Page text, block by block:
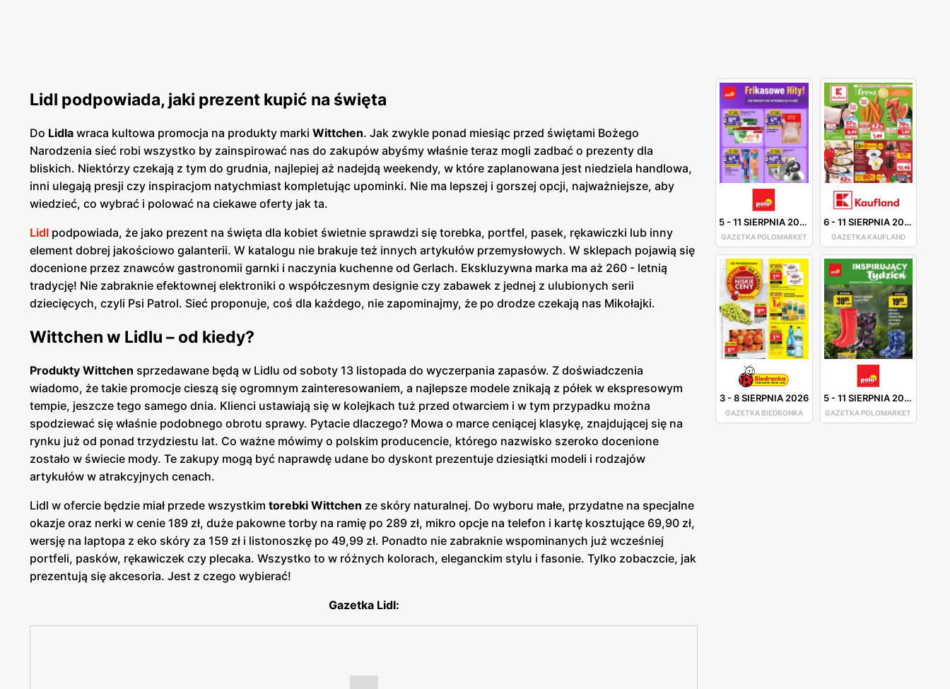
5-11 SIERPNIA 2026
GAZETKA POLOMARKET
6-11 SIERPNIA 2026
GAZETKA KAUFLAND
3-8 SIERPNIA 2026
GAZETKA BIEDRONKA
5-11 SIERPNIA 2026
GAZETKA POLOMARKET
Lidl podpowiada, jaki prezent kupić na święta
Do Lidla wraca kultowa promocja na produkty marki Wittchen. Jak zwykle ponad miesiąc przed świętami Bożego
Narodzenia sieć robi wszystko by zainspirować nas do zakupów abyśmy właśnie teraz mogli zadbać o prezenty dla
bliskich. Niektórzy czekają z tym do grudnia, najlepiej aż nadejdą weekendy, w które zaplanowana jest niedziela handlowa,
inni ulegają presji czy inspiracjom natychmiast kompletując upominki. Nie ma lepszej i gorszej opcji, najważniejsze, aby
wiedzieć, co wybrać i polować na ciekawe oferty jak ta.
Lidl podpowiada, że jako prezent na święta dla kobiet świetnie sprawdzi się torebka, portfel, pasek, rękawiczki lub inny
element dobrej jakościowo galanterii. W katalogu nie brakuje też innych artykułów przemysłowych. W sklepach pojawią się
docenione przez znawców gastronomii garnki i naczynia kuchenne od Gerlach. Ekskluzywna marka ma aż 260 - letnią
tradycję! Nie zabraknie efektownej elektroniki o współczesnym designie czy zabawek z jednej z ulubionych serii
dziecięcych, czyli Psi Patrol. Sieć proponuje, coś dla każdego, nie zapominajmy, że po drodze czekają nas Mikołajki.
Wittchen w Lidlu – od kiedy?
Produkty Wittchen sprzedawane będą w Lidlu od soboty 13 listopada do wyczerpania zapasów. Z doświadczenia
wiadomo, że takie promocje cieszą się ogromnym zainteresowaniem, a najlepsze modele znikają z półek w ekspresowym
tempie, jeszcze tego samego dnia. Klienci ustawiają się w kolejkach tuż przed otwarciem i w tym przypadku można
spodziewać się właśnie podobnego obrotu sprawy. Pytacie dlaczego? Mowa o marce ceniącej klasykę, znajdującej się na
rynku już od ponad trzydziestu lat. Co ważne mówimy o polskim producencie, którego nazwisko szeroko docenione
zostało w świecie mody. Te zakupy mogą być naprawdę udane bo dyskont prezentuje dziesiątki modeli i rodzajów
artykułów w atrakcyjnych cenach.
Lidl w ofercie będzie miał przede wszystkim torebki Wittchen ze skóry naturalnej. Do wyboru małe, przydatne na specjalne
okazje oraz nerki w cenie 189 zł, duże pakowne torby na ramię po 289 zł, mikro opcje na telefon i kartę kosztujące 69,90 zł,
wersję na laptopa z eko skóry za 159 zł i listonoszkę po 49,99 zł. Ponadto nie zabraknie wspominanych już wcześniej
portfeli, pasków, rękawiczek czy plecaka. Wszystko to w różnych kolorach, eleganckim stylu i fasonie. Tylko zobaczcie, jak
prezentują się akcesoria. Jest z czego wybierać!
Gazetka Lidl: